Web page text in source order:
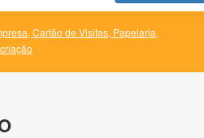
Cartão de Visitas, Papelaria,